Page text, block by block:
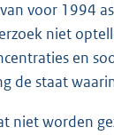
voor 1994
niet
en
de staat
niet worden